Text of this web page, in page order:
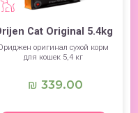
Cat Original 5.4kg
оригинал сухой корм
для кошек 5,4 кг
₪ 339.00